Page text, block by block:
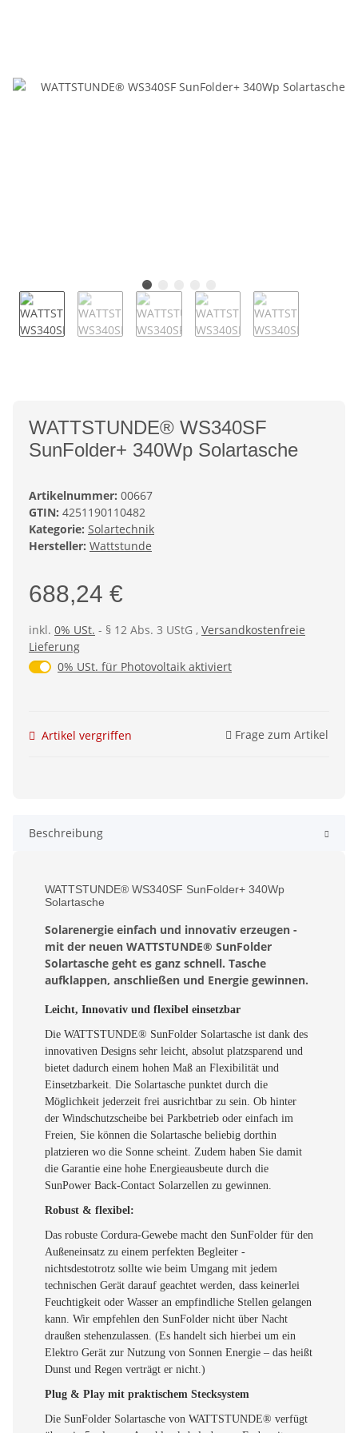
WATTSTUNDE® WS340SF
SunFolder+ 340Wp Solartasche
Artikelnummer: 00667
GTIN: 4251190110482
Kategorie: Solartechnik
Hersteller: Wattstunde
688,24 €
inkl. 0% USt. - § 12 Abs. 3 UStG , Versandkostenfreie
Lieferung
0% USt. für Photovoltaik (§ 12 Abs. 3 UStG)
0% USt. für Photovoltaik aktiviert
Artikel vergriffen Frage zum Artikel
Beschreibung
WATTSTUNDE® WS340SF SunFolder+ 340Wp
Solartasche
Solarenergie einfach und innovativ erzeugen -
mit der neuen WATTSTUNDE® SunFolder
Solartasche geht es ganz schnell. Tasche
aufklappen, anschließen und Energie gewinnen.
Leicht, Innovativ und flexibel einsetzbar
Die WATTSTUNDE® SunFolder Solartasche ist dank des
innovativen Designs sehr leicht, absolut platzsparend und
bietet dadurch einem hohen Maß an Flexibilität und
Einsetzbarkeit. Die Solartasche punktet durch die
Möglichkeit jederzeit frei ausrichtbar zu sein. Ob hinter
der Windschutzscheibe bei Parkbetrieb oder einfach im
Freien, Sie können die Solartasche beliebig dorthin
platzieren wo die Sonne scheint. Zudem haben Sie damit
die Garantie eine hohe Energieausbeute durch die
SunPower Back-Contact Solarzellen zu gewinnen.
Robust & flexibel:
Das robuste Cordura-Gewebe macht den SunFolder für den
Außeneinsatz zu einem perfekten Begleiter -
nichtsdestotrotz sollte wie beim Umgang mit jedem
technischen Gerät darauf geachtet werden, dass keinerlei
Feuchtigkeit oder Wasser an empfindliche Stellen gelangen
kann. Wir empfehlen den SunFolder nicht über Nacht
draußen stehenzulassen. (Es handelt sich hierbei um ein
Elektro Gerät zur Nutzung von Sonnen Energie – das heißt
Dunst und Regen verträgt er nicht.)
Plug & Play mit praktischem Stecksystem
Die SunFolder Solartasche von WATTSTUNDE® verfügt